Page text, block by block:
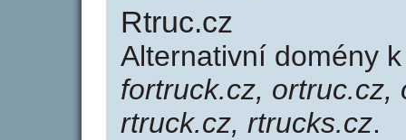
Rtruc.cz
Alternativní domény
fortruck.cz, ortruc.cz,
rtruck.cz, rtrucks.cz.